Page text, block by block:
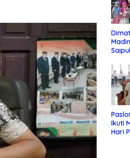
Anak
Ikuti
Hari